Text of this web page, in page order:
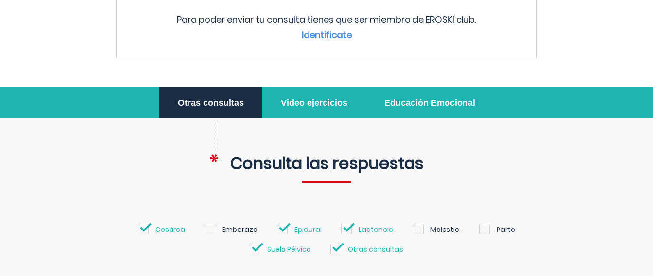
Para poder enviar tu consulta tienes que ser miembro de EROSKI club.
Identificate
Otras consultas Video ejercicios Educación Emocional
Consulta las respuestas
Cesárea Embarazo Epidural Lactancia Molestia Parto
Suelo Pélvico Otras consultas